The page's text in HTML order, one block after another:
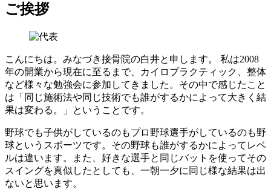
ご挨拶
こんにちは。みなづき接骨院の白井と申します。 私は2008
年の開業から現在に至るまで、カイロプラクティック、整体
など様々な勉強会に参加してきました。その中で感じたこと
は「同じ施術法や同じ技術でも誰がするかによって大きく結
果は変わる。」ということです。
野球でも子供がしているのもプロ野球選手がしているのも野
球というスポーツです。その野球も誰がするかによってレベ
ルは違います。また、好きな選手と同じバットを使ってその
スイングを真似したとしても、一朝一夕に同じ様な結果は出
ないと思います。